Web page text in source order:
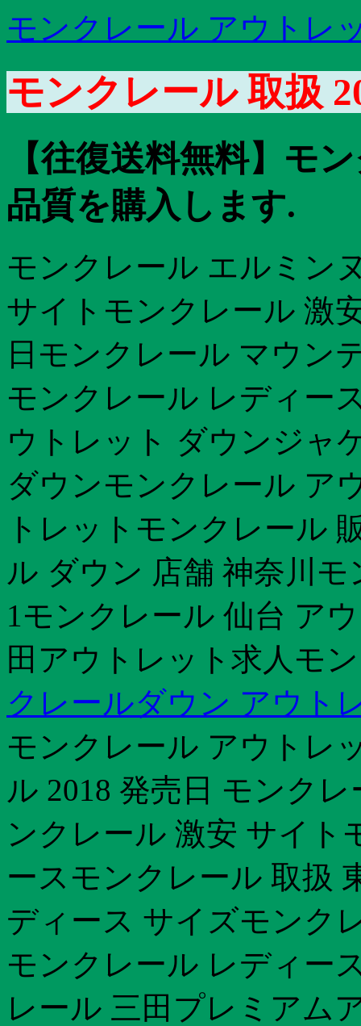
モンクレール アウトレ
モンクレール 取扱
【往復送料無料】モ
品質を購入します.
モンクレール エルミン
サイトモンクレール 激
日モンクレール マウン
モンクレール レディー
ウトレット ダウンジャ
ダウンモンクレール ア
トレットモンクレール
ル ダウン 店舗 神奈川
1モンクレール 仙台 ア
田アウトレット求人モ
クレールダウン アウト
モンクレール アウトレ
ル 2018 発売日 モンク
ンクレール 激安 サイト
ースモンクレール 取扱
ディース サイズモンク
モンクレール レディー
レール 三田プレミアム